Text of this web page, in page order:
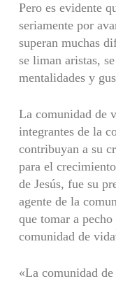
Pero es evidente
seriamente por
superan muchas
se liman aristas,
mentalidades y
La comunidad de
integrantes de la
contribuyan a su
para el
de Jesús, fue su
agente de la
que tomar a
comunidad de vida
«La comunidad